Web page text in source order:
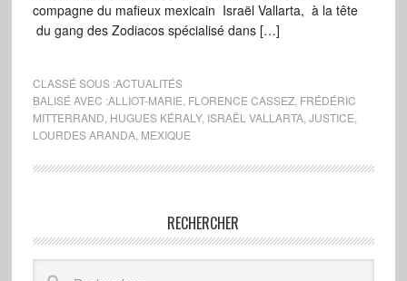
compagne du mafieux mexicain Israël Vallarta, à la tête
du gang des Zodiacos spécialisé dans […]
CLASSÉ SOUS :ACTUALITÉS
BALISÉ AVEC :ALLIOT-MARIE FLORENCE CASSEZ, FRÉDÉRIC
MITTERRAND HUGUES KÉRALY, ISRAËL VALLARTA, JUSTICE
LOURDES ARANDA, MEXIQUE
RECHERCHER